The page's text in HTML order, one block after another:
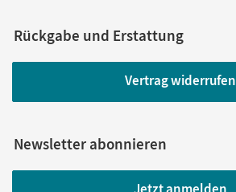
Rückgabe und Erstattung
Vertrag widerrufen
Newsletter abonnieren